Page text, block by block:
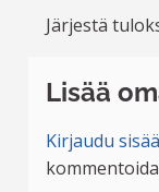
Järjestä
Lisää
Kirjaudu